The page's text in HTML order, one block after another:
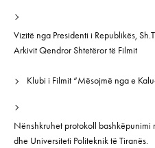
Vizitë nga Presidenti i Republikës,
Arkivit Qendror Shtetëror të Filmit
Klubi i Filmit “Mësojmë nga e
Nënshkruhet protokoll bashkëpunimi
dhe Universiteti Politeknik të Tiranës.